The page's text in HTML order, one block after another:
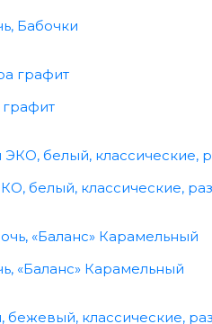
Бабочки
белый, классические,
«Баланс» Карамельный